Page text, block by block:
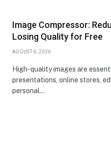
Image Compressor:
Losing Quality for Free
AUGUST 6, 2026
High-quality images are
presentations, online stores,
personal…